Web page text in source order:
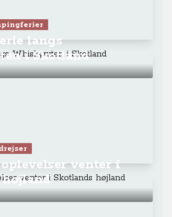
langs
i Skotland
venter i